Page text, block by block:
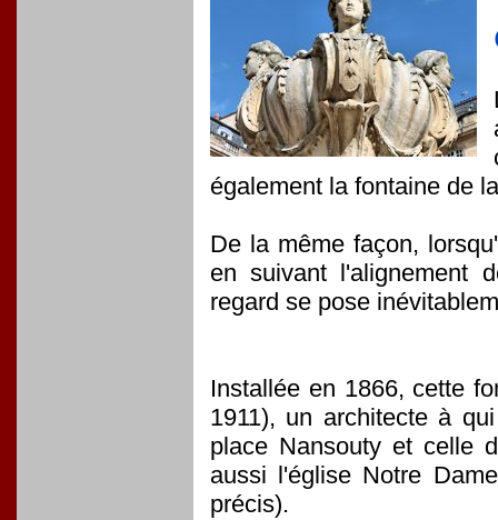
également la fontaine de
De la même façon,
en suivant l'alignement
regard se pose
Installée en 1866, cette
1911), un architecte à
place Nansouty et celle
aussi l'église Notre
précis).